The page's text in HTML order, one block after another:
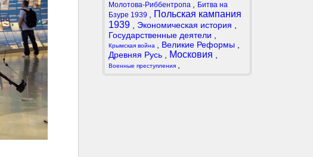
Молотова-Риббентропа
Битва на
Бзуре 1939
Польская кампания
1939
Экономическая история
Государственные деятели
Крымская война Великие Реформы
Древняя Русь
Московия
Военные преступления